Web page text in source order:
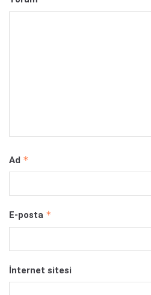
Ad *
E-posta *
İnternet sitesi